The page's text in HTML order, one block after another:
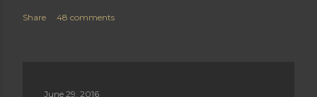
Share 48 comments
June 29, 2016